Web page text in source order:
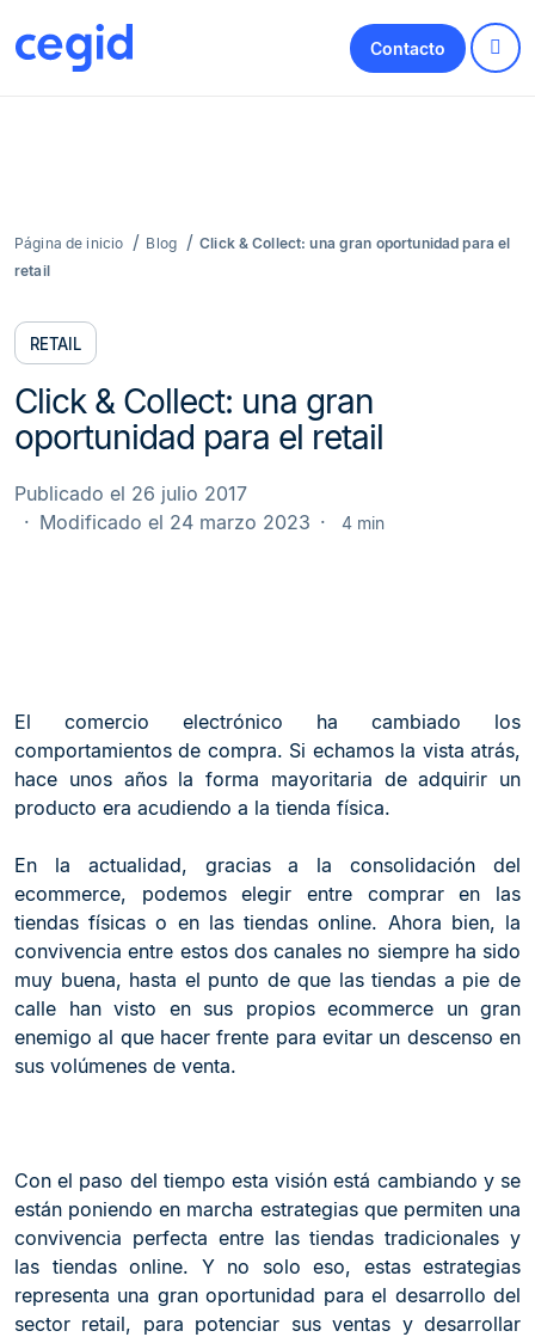
Contacto
Página de inicio Blog
Click & Collect: una gran oportunidad para el
retail
RETAIL
Click & Collect: una gran
oportunidad para el retail
Publicado el 26 julio 2017
Modificado el 24 marzo 2023
4 min
El comercio electrónico ha cambiado los
comportamientos de compra. Si echamos la vista atrás,
hace unos años la forma mayoritaria de adquirir un
producto era acudiendo a la tienda física.
En la actualidad, gracias a la consolidación del
ecommerce, podemos elegir entre comprar en las
tiendas físicas o en las tiendas online. Ahora bien, la
convivencia entre estos dos canales no siempre ha sido
muy buena, hasta el punto de que las tiendas a pie de
calle han visto en sus propios ecommerce un gran
enemigo al que hacer frente para evitar un descenso en
sus volúmenes de venta.
Con el paso del tiempo esta visión está cambiando y se
están poniendo en marcha estrategias que permiten una
convivencia perfecta entre las tiendas tradicionales y
las tiendas online. Y no solo eso, estas estrategias
representa una gran oportunidad para el desarrollo del
sector retail, para potenciar sus ventas y desarrollar